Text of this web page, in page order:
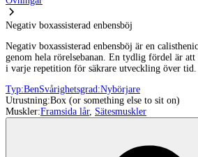
Negativ boxassisterad enbensböj
Negativ boxassisterad enbensböj är en
genom hela rörelsebanan. En tydlig fördel är
i varje repetition för säkrare utveckling över tid.
Typ:BenSvårighetsgrad:Nybörjare
Utrustning:Box (or something else to sit on)
Muskler:Framsida lår, Sätesmuskler